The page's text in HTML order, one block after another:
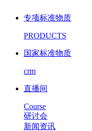
专项标准物质
PRODUCTS
国家标准物质
crm
直播间
Course
研讨会
新闻资讯